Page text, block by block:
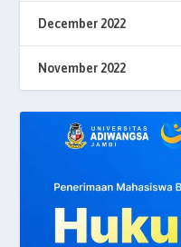
December 2022
November 2022